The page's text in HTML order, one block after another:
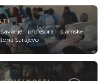
profesora islamske
Sarajevo